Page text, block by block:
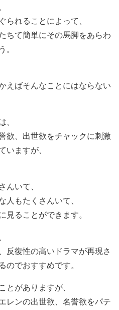
られることによって、
ちて簡単にその馬脚をあらわ
えばそんなことにはならない
欲、出世欲をチャックに刺激
いますが、
んいて、
人もたくさんいて、
ることができます。
反復性の高いドラマが再現さ
のでおすすめです。
とがありますが、
レンの出世欲、名誉欲をパテ